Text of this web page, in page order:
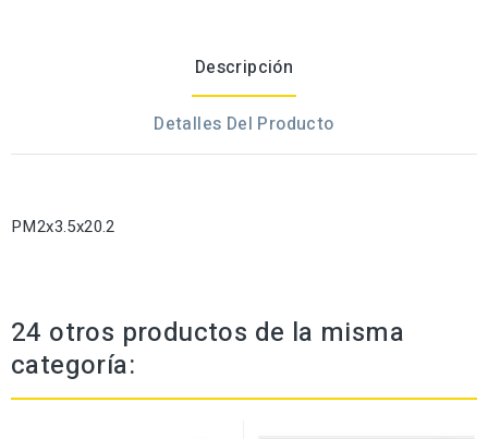
Descripción
Detalles Del Producto
PM2x3.5x20.2
24 otros productos de la misma
categoría: